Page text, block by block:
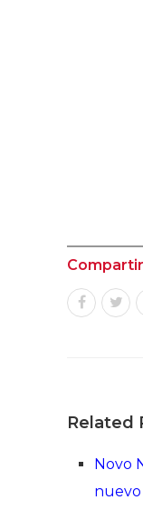
Compartir
Related
Novo
nuevo